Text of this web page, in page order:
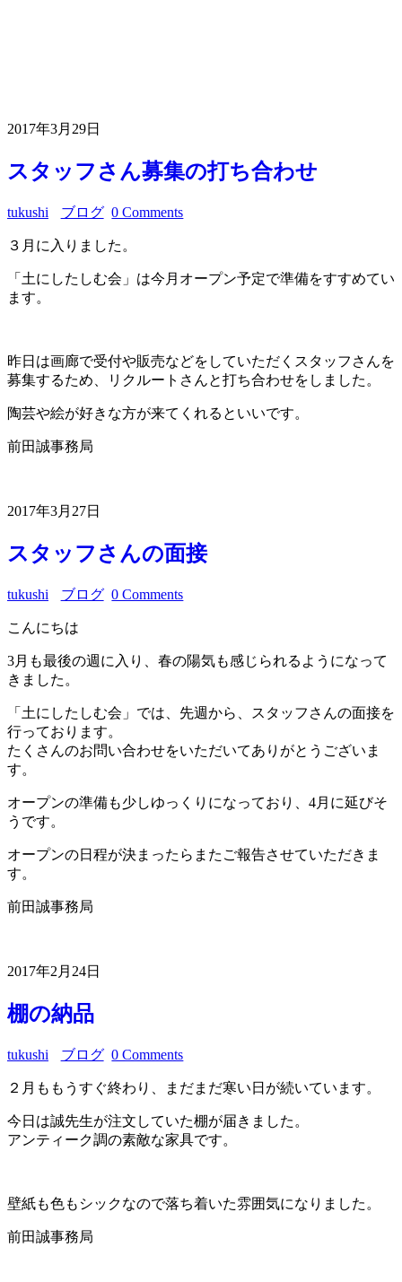
2017年3月29日
スタッフさん募集の打ち合わせ
tukushi ブログ 0 Comments
３月に入りました。
「土にしたしむ会」は今月オープン予定で準備をすすめてい
ます。
昨日は画廊で受付や販売などをしていただくスタッフさんを
募集するため、リクルートさんと打ち合わせをしました。
陶芸や絵が好きな方が来てくれるといいです。
前田誠事務局
2017年3月27日
スタッフさんの面接
tukushi ブログ 0 Comments
こんにちは
3月も最後の週に入り、春の陽気も感じられるようになって
きました。
「土にしたしむ会」では、先週から、スタッフさんの面接を
行っております。
たくさんのお問い合わせをいただいてありがとうございま
す。
オープンの準備も少しゆっくりになっており、4月に延びそ
うです。
オープンの日程が決まったらまたご報告させていただきま
す。
前田誠事務局
2017年2月24日
棚の納品
tukushi ブログ 0 Comments
２月ももうすぐ終わり、まだまだ寒い日が続いています。
今日は誠先生が注文していた棚が届きました。
アンティーク調の素敵な家具です。
壁紙も色もシックなので落ち着いた雰囲気になりました。
前田誠事務局